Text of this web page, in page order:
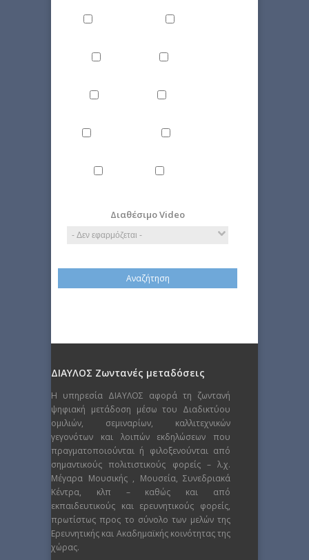
Διαθέσιμο Video
ΔΙΑΥΛΟΣ Ζωντανές μεταδόσεις
Η υπηρεσία ΔΙΑΥΛΟΣ αφορά τη ζωντανή
ψηφιακή μετάδοση μέσω του Διαδικτύου
ομιλιών, σεμιναρίων, καλλιτεχνικών
γεγονότων και λοιπών εκδηλώσεων που
πραγματοποιούνται ή φιλοξενούνται από
σημαντικούς πολιτιστικούς φορείς – λ.χ.
Μέγαρα Μουσικής , Μουσεία, Συνεδριακά
Κέντρα, κλπ – καθώς και από
εκπαιδευτικούς και ερευνητικούς φορείς,
πρωτίστως προς το σύνολο των μελών της
Ερευνητικής και Ακαδημαϊκής κοινότητας της
χώρας.